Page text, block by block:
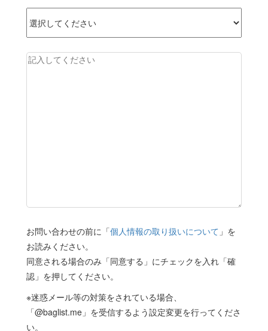
お問い合わせの前に「個人情報の取り扱いについて 」を
お読みください。
同意される場合のみ「同意する」にチェックを入れ「確
認」を押してください。
※迷惑メール等の対策をされている場合、
「@baglist.me」を受信するよう設定変更を行ってくださ
い。